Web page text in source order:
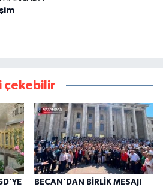
çekebilir
BECAN'DAN BİRLİK MESAJI